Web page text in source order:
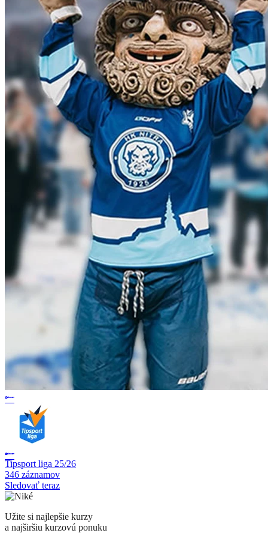
Tipsport liga 25/26
346 záznamov
Sledovať teraz
Užite si najlepšie kurzy
a najširšiu kurzovú ponuku